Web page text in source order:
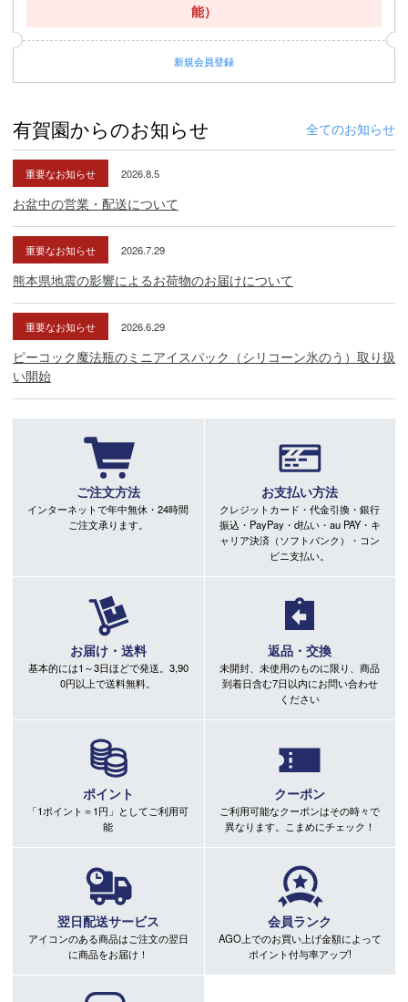
能）
新規会員登録
有賀園からのお知らせ 全てのお知らせ
重要なお知らせ 2026.8.5
お盆中の営業・配送について
重要なお知らせ 2026.7.29
熊本県地震の影響によるお荷物のお届けについて
重要なお知らせ 2026.6.29
ピーコック魔法瓶のミニアイスパック（シリコーン氷のう）取り扱
い開始
ご注文方法
インターネットで年中無休・24時間
ご注文承ります。
お支払い方法
クレジットカード・代金引換・銀行
振込・PayPay・d払い・au PAY・キ
ャリア決済（ソフトバンク）・コン
ビニ支払い。
お届け・送料
基本的には1～3日ほどで発送。3,90
0円以上で送料無料。
返品・交換
未開封、未使用のものに限り、商品
到着日含む7日以内にお問い合わせ
ください
ポイント
「1ポイント＝1円」としてご利用可
能
クーポン
ご利用可能なクーポンはその時々で
異なります。こまめにチェック！
翌日配送サービス
アイコンのある商品はご注文の翌日
に商品をお届け！
会員ランク
AGO上でのお買い上げ金額によって
ポイント付与率アップ!